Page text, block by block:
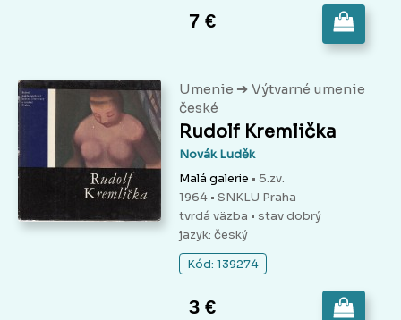
7 €
Umenie ➔ Výtvarné umenie
české
Rudolf Kremlička
Novák Luděk
Malá galerie • 5.zv.
1964 • SNKLU Praha
tvrdá väzba • stav dobrý
jazyk: český
Kód: 139274
3 €